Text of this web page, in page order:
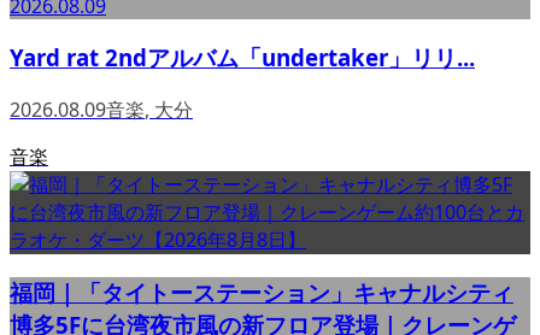
2026.08.09
Yard rat 2ndアルバム「undertaker」リリ...
2026.08.09音楽, 大分
音楽
福岡｜「タイトーステーション」キャナルシティ
博多5Fに台湾夜市風の新フロア登場｜クレーンゲ